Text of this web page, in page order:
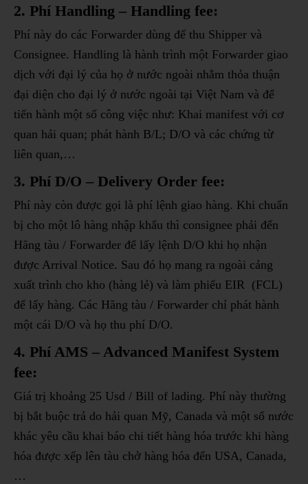
2. Phí Handling – Handling fee:
Phí này do các Forwarder dùng để thu Shipper và
Consignee. Handling là hành trình một Forwarder giao
dịch với đại lý của họ ở nước ngoài nhằm thỏa thuận
đại diện cho đại lý ở nước ngoài tại Việt Nam và để
tiến hành một số công việc như: Khai manifest với cơ
quan hải quan; phát hành B/L; D/O và các chứng từ
liên quan,…
3. Phí D/O – Delivery Order fee:
Phí này còn được gọi là phí lệnh giao hàng. Khi chuẩn
bị cho một lô hàng nhập khẩu thì consignee phải đến
Hãng tàu / Forwarder để lấy lệnh D/O khi họ nhận
được Arrival Notice. Sau đó họ mang ra ngoài cảng
xuất trình cho kho (hàng lẻ) và làm phiếu EIR (FCL)
để lấy hàng. Các Hãng tàu / Forwarder chỉ phát hành
một cái D/O và họ thu phí D/O.
4. Phí AMS – Advanced Manifest System
fee:
Giá trị khoảng 25 Usd / Bill of lading. Phí này thường
bị bắt buộc trả do hải quan Mỹ, Canada và một số nước
khác yêu cầu khai báo chi tiết hàng hóa trước khi hàng
hóa được xếp lên tàu chở hàng hóa đến USA, Canada,
…